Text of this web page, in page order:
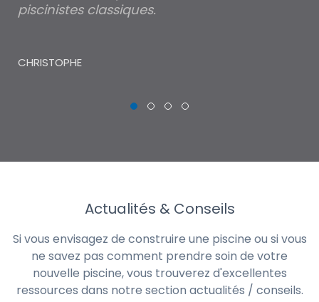
piscinistes classiques.
CHRISTOPHE
Actualités & Conseils
Si vous envisagez de construire une piscine ou si vous
ne savez pas comment prendre soin de votre
nouvelle piscine, vous trouverez d'excellentes
ressources dans notre section actualités / conseils.